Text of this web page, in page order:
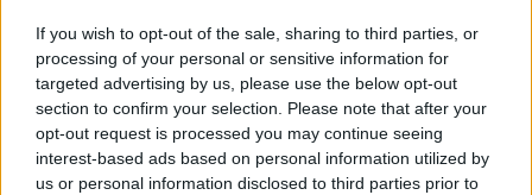
If you wish to opt-out of the sale, sharing to third parties, or
processing of your personal or sensitive information for
targeted advertising by us, please use the below opt-out
section to confirm your selection. Please note that after your
opt-out request is processed you may continue seeing
interest-based ads based on personal information utilized by
us or personal information disclosed to third parties prior to
ringer til en annen radio, får man en
kvittering tilbake hvis den andre radioen
mottok anropet, selv om det ikke er noen til
stede der. Radioen registrerer også om noen